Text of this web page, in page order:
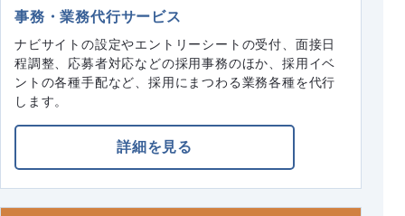
事務・業務代行サービス
ナビサイトの設定やエントリーシートの受付、面接日
程調整、応募者対応などの採用事務のほか、採用イベ
ントの各種手配など、採用にまつわる業務各種を代行
します。
詳細を見る